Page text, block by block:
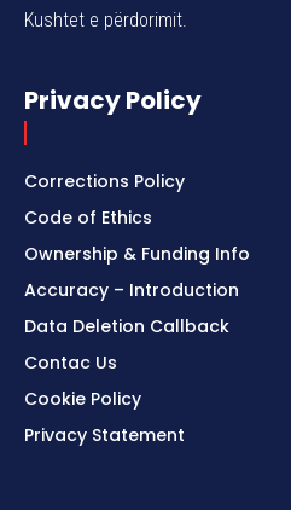
Kushtet e përdorimit.
Privacy Policy
Corrections Policy
Code of Ethics
Ownership & Funding Info
Accuracy – Introduction
Data Deletion Callback
Contac Us
Cookie Policy
Privacy Statement